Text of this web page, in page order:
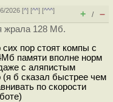
2026 [^] [^^] [^^^]
+ / –
жрала 128 Мб.
пор стоят компы с
памяти вполне норм
с аляпистым
б сказал быстрее чем
по скорости